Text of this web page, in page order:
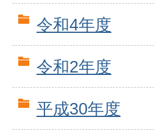
令和4年度
令和2年度
平成30年度